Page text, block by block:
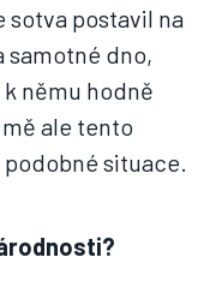
sotva postavil na
samotné dno,
němu hodně
ale tento
situace.